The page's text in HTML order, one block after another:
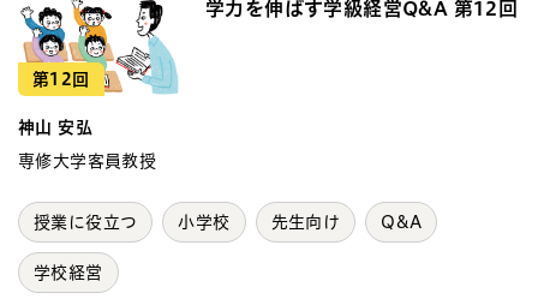
第12回
学力を伸ばす学級経営Q&A 第12回
神山 安弘
専修大学客員教授
授業に役立つ 小学校 先生向け Q&A
学校経営